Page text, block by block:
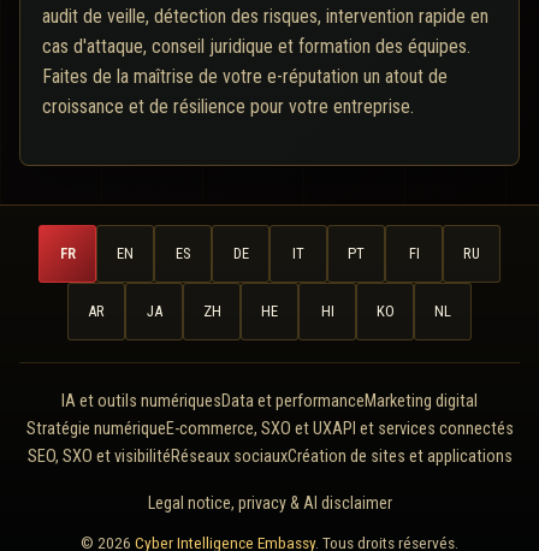
audit de veille, détection des risques, intervention rapide en
cas d'attaque, conseil juridique et formation des équipes.
Faites de la maîtrise de votre e-réputation un atout de
croissance et de résilience pour votre entreprise.
FR EN ES DE IT PT FI RU
AR JA ZH HE HI KO NL
IA et outils numériquesData et performanceMarketing digital
Stratégie numériqueE-commerce, SXO et UXAPI et services connectés
SEO, SXO et visibilitéRéseaux sociauxCréation de sites et applications
Legal notice, privacy & AI disclaimer
© 2026 Cyber Intelligence Embassy. Tous droits réservés.